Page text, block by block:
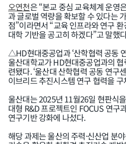
오연천은 “본교 중심 교육체계 운영
과 글로벌 역량을 확보할 수 있다는
점”이라면서 “교육 인프라와 연구
대학 기반을 공고히 하겠다”고 말했
△HD현대중공업과 ‘산학협력 공동
울산대학교가 HD현대중공업과의
련됐다. ‘울산대 산학협력 공동 연구
이브리드 추진시스템 연구 협력을
울산대는 2025년 11월26일 현판식
대형 R&D 프로젝트인 FOCUS 연구
연구기반 강화에 나섰다.
해당 과제는 울산의 주력·신산업 분